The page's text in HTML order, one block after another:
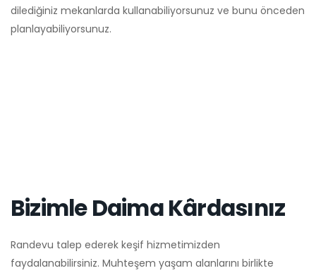
dilediğiniz mekanlarda kullanabiliyorsunuz ve bunu önceden
planlayabiliyorsunuz.
Bizimle Daima Kârdasınız
Randevu talep ederek keşif hizmetimizden
faydalanabilirsiniz. Muhteşem yaşam alanlarını birlikte